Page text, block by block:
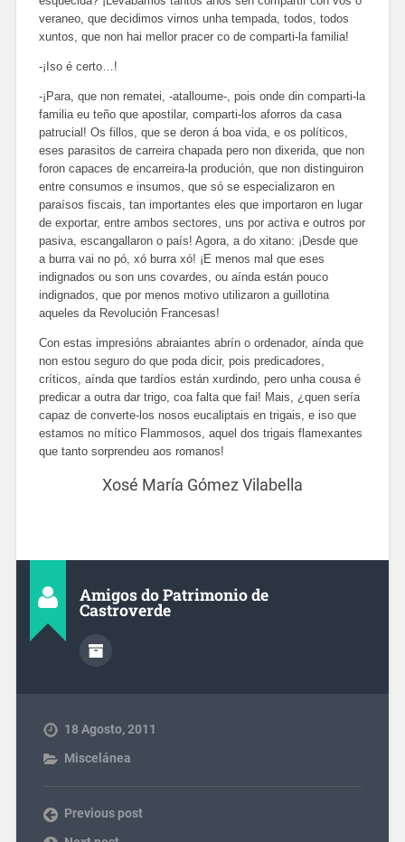
veraneo, que decidimos virnos unha tempada, todos, todos
xuntos, que non hai mellor pracer co de comparti-la familia!
-¡Iso é certo…!
-¡Para, que non rematei, -atalloume-, pois onde din comparti-la
familia eu teño que apostilar, comparti-los aforros da casa
patrucial! Os fillos, que se deron á boa vida, e os políticos,
eses parasitos de carreira chapada pero non dixerida, que non
foron capaces de encarreira-la produción, que non distinguiron
entre consumos e insumos, que só se especializaron en
paraísos fiscais, tan importantes eles que importaron en lugar
de exportar, entre ambos sectores, uns por activa e outros por
pasiva, escangallaron o país! Agora, a do xitano: ¡Desde que
a burra vai no pó, xó burra xó! ¡E menos mal que eses
indignados ou son uns covardes, ou aínda están pouco
indignados, que por menos motivo utilizaron a guillotina
aqueles da Revolución Francesas!
Con estas impresións abraiantes abrín o ordenador, aínda que
non estou seguro do que poda dicir, pois predicadores,
críticos, aínda que tardíos están xurdindo, pero unha cousa é
predicar a outra dar trigo, coa falta que fai! Mais, ¿quen sería
capaz de converte-los nosos eucaliptais en trigais, e iso que
estamos no mítico Flammosos, aquel dos trigais flamexantes
que tanto sorprendeu aos romanos!
Xosé María Gómez Vilabella
Amigos do Patrimonio de
Castroverde
18 Agosto, 2011
Miscelánea
Previous post